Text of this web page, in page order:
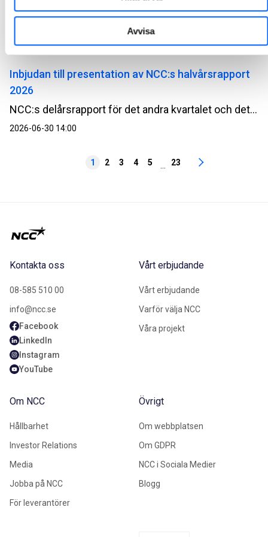
Avvisa
NCC ska på uppdrag av Upplands-Brohus renovera och modernisera 119 lägenheter i Upplands-Bro. Utöver den omfattande renoveringen ska ytterligare 45 vindslägenheter byggas av befintlig vindsvåning. Affären är en totalentreprenad i samverkan och har ett ordervärde på cirka 300 MSEK.
Inbjudan till presentation av NCC:s halvårsrapport
2026
NCC:s delårsrapport för det andra kvartalet och det första halvåret 2026 offentliggörs tisdagen den 14 juli 2026. Rapporten kommer att skickas ut och publiceras på NCC:s webbplats ncc.se/ir omkring kl. 07.10.
2026-06-30 14:00
1 2 3 4 5 23
Kontakta oss
08-585 510 00
info@ncc.se
Facebook
LinkedIn
Instagram
YouTube
Vårt erbjudande
Vårt erbjudande
Varför välja NCC
Våra projekt
Om NCC
Hållbarhet
Investor Relations
Media
Jobba på NCC
För leverantörer
Övrigt
Om webbplatsen
Om GDPR
NCC i Sociala Medier
Blogg